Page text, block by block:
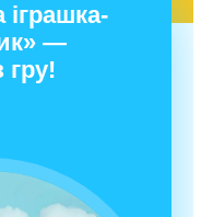
іграшка-
—
гру!